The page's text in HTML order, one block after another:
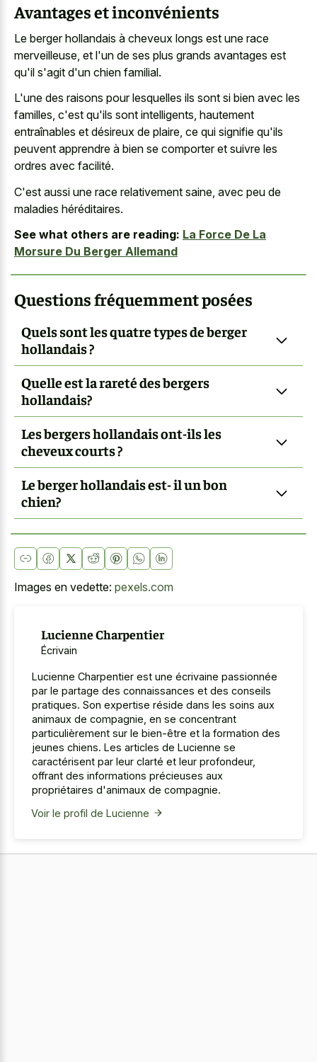
Avantages et inconvénients
Le berger hollandais à cheveux longs est une race
merveilleuse, et l'un de ses plus grands avantages est
qu'il s'agit d'un chien familial.
L'une des raisons pour lesquelles ils sont si bien avec les
familles, c'est qu'ils sont intelligents, hautement
entraînables et désireux de plaire, ce qui signifie qu'ils
peuvent apprendre à bien se comporter et suivre les
ordres avec facilité.
C'est aussi une race relativement saine, avec peu de
maladies héréditaires.
See what others are reading: La Force De La
Morsure Du Berger Allemand
Questions fréquemment posées
Quels sont les quatre types de berger
hollandais ?
Quelle est la rareté des bergers
hollandais?
Les bergers hollandais ont-ils les
cheveux courts ?
Le berger hollandais est- il un bon
chien?
Images en vedette: pexels.com
Lucienne Charpentier
Écrivain
Lucienne Charpentier est une écrivaine passionnée
par le partage des connaissances et des conseils
pratiques. Son expertise réside dans les soins aux
animaux de compagnie, en se concentrant
particulièrement sur le bien-être et la formation des
jeunes chiens. Les articles de Lucienne se
caractérisent par leur clarté et leur profondeur,
offrant des informations précieuses aux
propriétaires d'animaux de compagnie.
Voir le profil de Lucienne